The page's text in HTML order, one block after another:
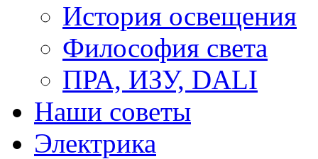
История освещения
Философия света
ПРА, ИЗУ, DALI
Наши советы
Электрика